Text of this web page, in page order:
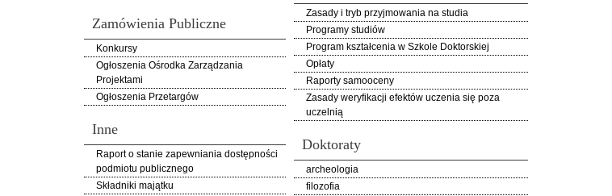
Zamówienia Publiczne
Konkursy
Ogłoszenia Ośrodka Zarządzania
Projektami
Ogłoszenia Przetargów
Inne
Raport o stanie zapewniania dostępności
podmiotu publicznego
Składniki majątku
Zasady i tryb przyjmowania na studia
Programy studiów
Program kształcenia w Szkole Doktorskiej
Opłaty
Raporty samooceny
Zasady weryfikacji efektów uczenia się poza
uczelnią
Doktoraty
archeologia
filozofia